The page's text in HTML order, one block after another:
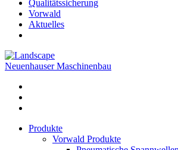
Qualitätssicherung
Vorwald
Aktuelles
Neuenhauser Maschinenbau
Produkte
Vorwald Produkte